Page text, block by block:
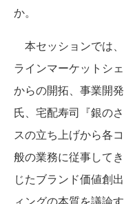
か。
本セッションでは
ラインマーケットシ
からの開拓、事業開
氏、宅配寿司『銀の
スの立ち上げから各
般の業務に従事して
じたブランド価値創